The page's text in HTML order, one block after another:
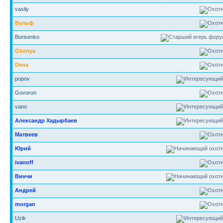
vasily
Вульф
Borisenko
Ghenya
Dima
popov
Govorun
vano
Александр Хадырбаев
Матвеев
Юрий
ivanoff
Винчи
Андрей
morgan
Uzik